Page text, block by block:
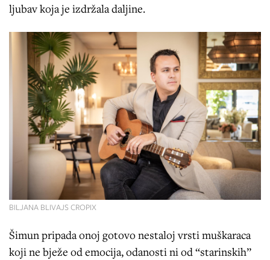
ljubav koja je izdržala daljine.
BILJANA BLIVAJS CROPIX
Šimun pripada onoj gotovo nestaloj vrsti muškaraca
koji ne bježe od emocija, odanosti ni od “starinskih”